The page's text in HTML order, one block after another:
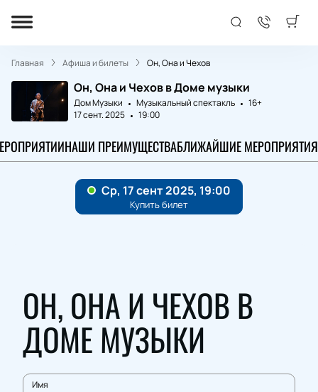
Главная Афиша и билеты Он, Она и Чехов
Он, Она и Чехов в Доме музыки
Дом Музыки Музыкальный спектакль
16+
17 сент. 2025
19:00
НАШИ ПРЕИМУЩЕСТВАБЛИЖАЙШИЕ МЕРОПРИЯТИЯ
ОН, ОНА И ЧЕХОВ В
ДОМЕ МУЗЫКИ
Имя